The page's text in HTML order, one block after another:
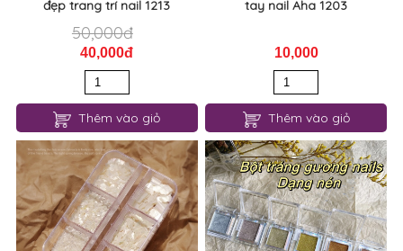
Hộp xà cừ ngọc trai trang trí
móng nail 1201
Bột tráng gương trang trí
móng nail dạng nén 1183